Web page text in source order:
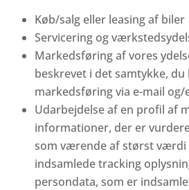
Køb/salg eller leasing af biler
Servicering og
Markedsføring af vores
beskrevet i det samtykke,
markedsføring via e-mail og/
Udarbejdelse af en profil af
informationer, der er
som værende af størst værdi
indsamlede tracking
persondata, som er